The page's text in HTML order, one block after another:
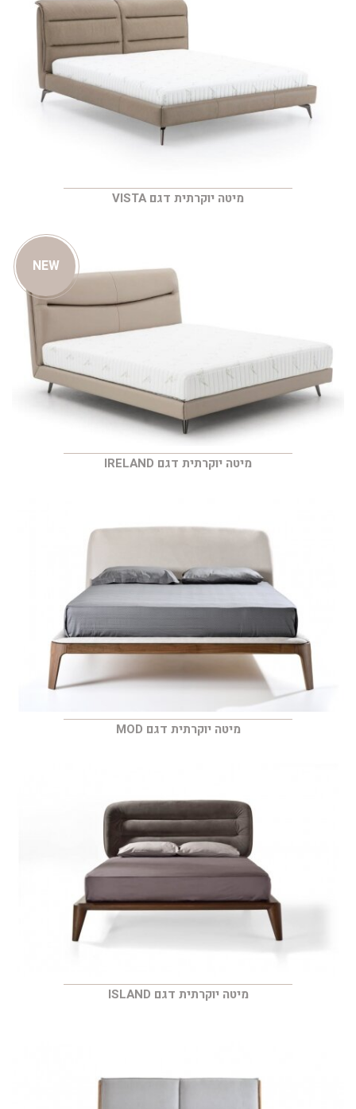
מיטה יוקרתית דגם VISTA
NEW
מיטה יוקרתית דגם IRELAND
מיטה יוקרתית דגם MOD
מיטה יוקרתית דגם ISLAND